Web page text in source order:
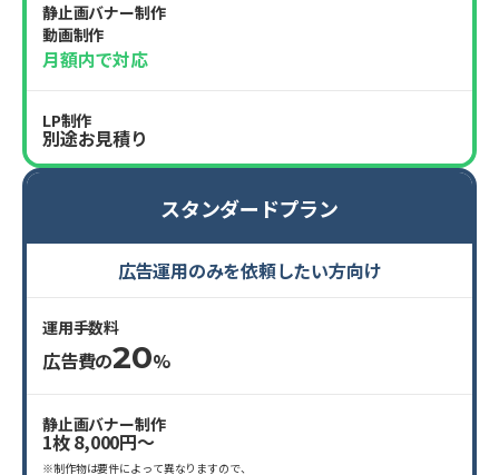
静止画バナー制作
動画制作
月額内で対応
LP制作
別途お見積り
スタンダードプラン
広告運用のみを依頼したい方向け
運用手数料
広告費の20%
静止画バナー制作
1枚 8,000円〜
※制作物は要件によって異なりますので、